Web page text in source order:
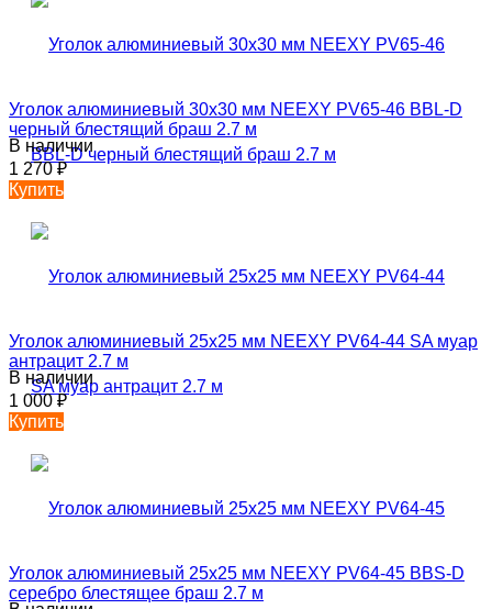
Уголок алюминиевый 30х30 мм NEEXY PV65-46 BBL-D
черный блестящий браш 2.7 м
В наличии
1 270₽
Купить
Уголок алюминиевый 25х25 мм NEEXY PV64-44 SA муар
антрацит 2.7 м
В наличии
1 000₽
Купить
Уголок алюминиевый 25х25 мм NEEXY PV64-45 BBS-D
серебро блестящее браш 2.7 м